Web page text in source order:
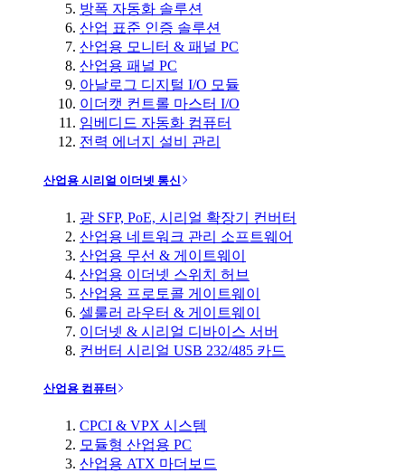
방폭 자동화 솔루션
산업 표준 인증 솔루션
산업용 모니터 & 패널 PC
산업용 패널 PC
아날로그 디지털 I/O 모듈
이더캣 컨트롤 마스터 I/O
임베디드 자동화 컴퓨터
전력 에너지 설비 관리
산업용 시리얼 이더넷 통신
광 SFP, PoE, 시리얼 확장기 컨버터
산업용 네트워크 관리 소프트웨어
산업용 무선 & 게이트웨이
산업용 이더넷 스위치 허브
산업용 프로토콜 게이트웨이
셀룰러 라우터 & 게이트웨이
이더넷 & 시리얼 디바이스 서버
컨버터 시리얼 USB 232/485 카드
산업용 컴퓨터
CPCI & VPX 시스템
모듈형 산업용 PC
산업용 ATX 마더보드